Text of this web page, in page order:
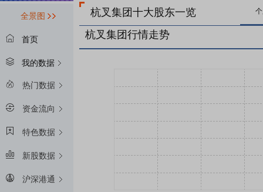
全景图
首页
我的数据
热门数据
资金流向
特色数据
新股数据
沪深港通
杭叉集团十大股东一览
杭叉集团行情走势